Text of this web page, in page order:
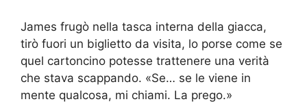
James frugò nella tasca interna della giacca,
tirò fuori un biglietto da visita, lo porse come se
quel cartoncino potesse trattenere una verità
che stava scappando. «Se… se le viene in
mente qualcosa, mi chiami. La prego.»